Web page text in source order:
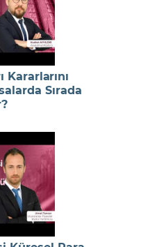
Kararlarını
Sırada